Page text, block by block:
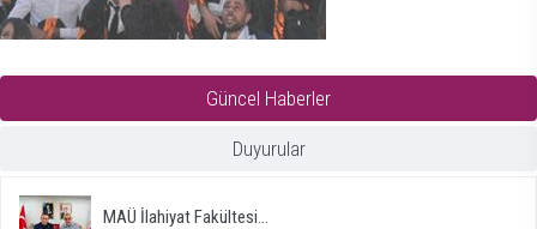
Güncel Haberler
Duyurular
MAÜ İlahiyat Fakültesi...